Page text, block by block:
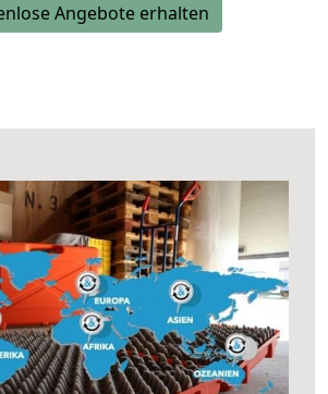
Angebote erhalten